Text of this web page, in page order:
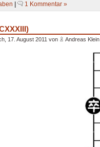
1 Kommentar »
17. August 2011 von Andreas Klein